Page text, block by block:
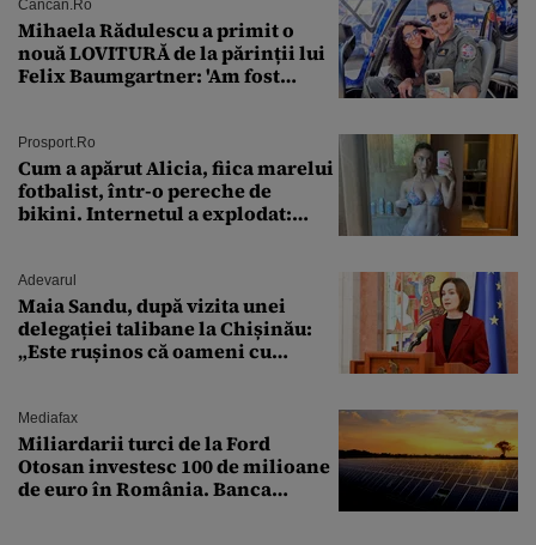
Cancan.ro
Mihaela Rădulescu a primit o
nouă LOVITURĂ de la părinții lui
Felix Baumgartner: 'Am fost
Prosport.ro
Cum a apărut Alicia, fiica marelui
fotbalist, într-o pereche de
bikini. Internetul a explodat:
Adevarul
Maia Sandu, după vizita unei
delegației talibane la Chișinău:
„Este rușinos că oameni cu
Mediafax
Miliardarii turci de la Ford
Otosan investesc 100 de milioane
de euro în România. Banca